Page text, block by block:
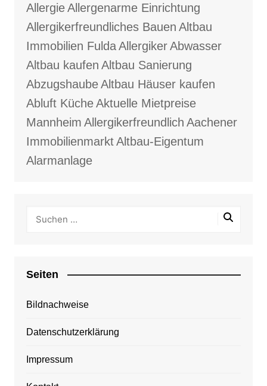
AllergieAllergenarme Einrichtung
Allergikerfreundliches Bauen Altbau
Immobilien FuldaAllergikerAbwasser
Altbau kaufen Altbau Sanierung
AbzugshaubeAltbau Häuser kaufen
Abluft KücheAktuelle Mietpreise
Mannheim Allergikerfreundlich Aachener
ImmobilienmarktAltbau-Eigentum
Alarmanlage
Seiten
Bildnachweise
Datenschutzerklärung
Impressum